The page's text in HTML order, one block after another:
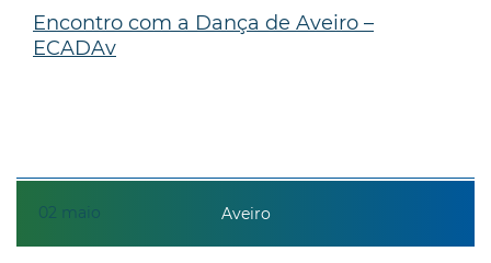
02 maio
Encontro com a Dança de Aveiro –
ECADAv
Aveiro